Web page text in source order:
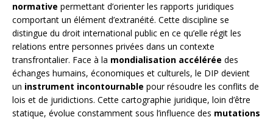
normative permettant d’orienter les rapports juridiques
comportant un élément d’extranéité. Cette discipline se
distingue du droit international public en ce qu’elle régit les
relations entre personnes privées dans un contexte
transfrontalier. Face à la mondialisation accélérée des
échanges humains, économiques et culturels, le DIP devient
un instrument incontournable pour résoudre les conflits de
lois et de juridictions. Cette cartographie juridique, loin d’être
statique, évolue constamment sous l’influence des mutations